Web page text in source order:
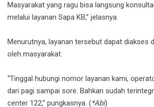
Masyarakat yang ragu bisa langsung
melalui layanan Sapa KB,” jelasnya.
Menurutnya, layanan tersebut dapat diakses
oleh masyarakat.
“Tinggal hubungi nomor layanan kami,
dari pagi sampai sore. Bahkan sudah
center 122,” pungkasnya. (*Abi)